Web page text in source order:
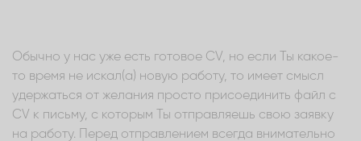
Обычно у нас уже есть готовое CV, но если Ты какое-
то время не искал(а) новую работу, то имеет смысл
удержаться от желания просто присоединить файл с
CV к письму, с которым Ты отправляешь свою заявку
на работу. Перед отправлением всегда внимательно